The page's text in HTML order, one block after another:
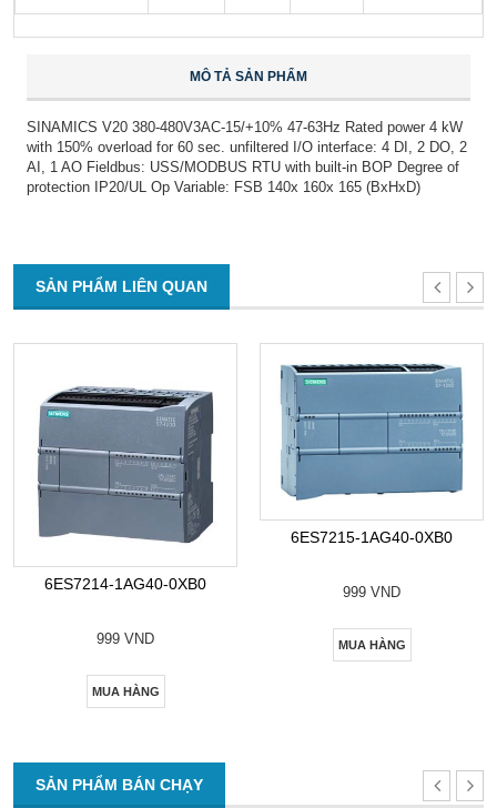
MÔ TẢ SẢN PHẨM
SINAMICS V20 380-480V3AC-15/+10% 47-63Hz Rated power 4 kW
with 150% overload for 60 sec. unfiltered I/O interface: 4 DI, 2 DO, 2
AI, 1 AO Fieldbus: USS/MODBUS RTU with built-in BOP Degree of
protection IP20/UL Op Variable: FSB 140x 160x 165 (BxHxD)
SẢN PHẨM LIÊN QUAN
6ES7214-1AG40-0XB0
999 VND
MUA HÀNG
6ES7215-1AG40-0XB0
999 VND
MUA HÀNG
SẢN PHẨM BÁN CHẠY